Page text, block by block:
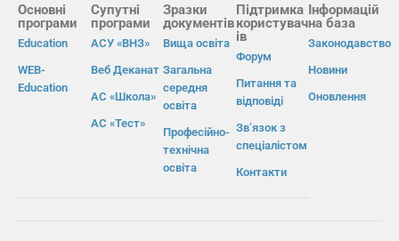
Основні
програми
Education
WEB-
Education
Супутні
програми
АСУ «ВНЗ»
Веб Деканат
АС «Школа»
АС «Тест»
Зразки
документів
Вища освіта
Загальна
середня
освіта
Професійно-
технічна
освіта
Підтримка
користувач
ів
Форум
Питання та
відповіді
Зв’язок з
спеціалістом
Контакти
Інформацій
на база
Законодавство
Новини
Оновлення